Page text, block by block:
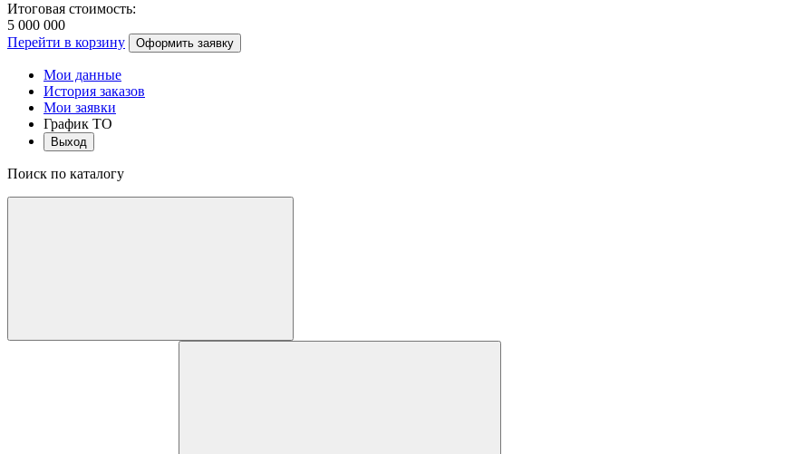
Итоговая стоимость:
5 000 000
Перейти в корзину
Оформить заявку
Мои данные
История заказов
Мои заявки
График ТО
Выход
Поиск по каталогу